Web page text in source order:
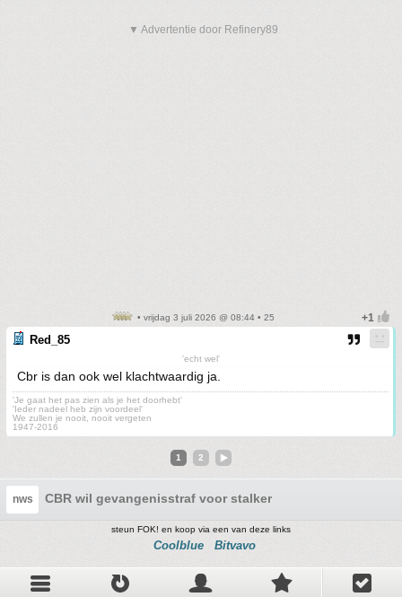
▼ Advertentie door Refinery89
• vrijdag 3 juli 2026 @ 08:44 • 25
Red_85
'echt wel'
Cbr is dan ook wel klachtwaardig ja.
'Je gaat het pas zien als je het doorhebt'
'Ieder nadeel heb zijn voordeel'
We zullen je nooit, nooit vergeten
1947-2016
1 2
nws CBR wil gevangenisstraf voor stalker
steun FOK! en koop via een van deze links
Coolblue Bitvavo